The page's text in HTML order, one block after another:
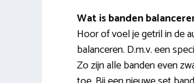
Wat is banden
Hoor of voel je getril in de
balanceren. D.m.v. een
Zo zijn alle banden even